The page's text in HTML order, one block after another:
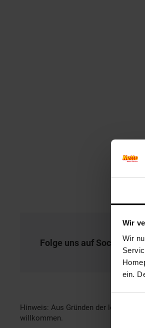
Wir
Wir
ein.
Folge uns auf Social
Hinweis: Aus Gründen der
willkommen.